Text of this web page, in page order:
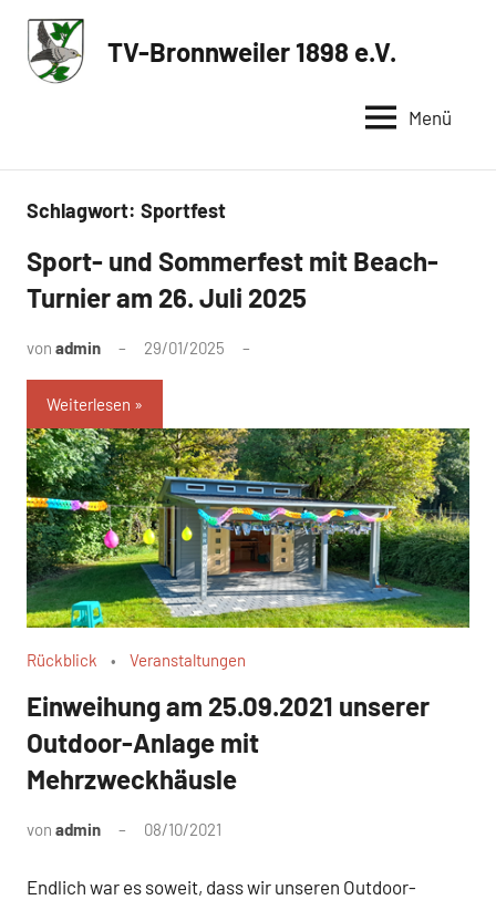
Zum
Inhalt
springen
TV-Bronnweiler 1898 e.V.
Sportverein
Menü
Schlagwort: Sportfest
Sport- und Sommerfest mit Beach-
Turnier am 26. Juli 2025
von admin 29/01/2025
Weiterlesen
Rückblick Veranstaltungen
Einweihung am 25.09.2021 unserer
Outdoor-Anlage mit
Mehrzweckhäusle
von admin 08/10/2021
Endlich war es soweit, dass wir unseren Outdoor-